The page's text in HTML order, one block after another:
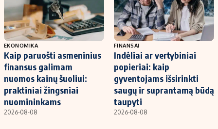
EKONOMIKA
Kaip paruošti asmeninius
finansus galimam
nuomos kainų šuoliui:
praktiniai žingsniai
nuomininkams
2026-08-08
FINANSAI
Indėliai ar vertybiniai
popieriai: kaip
gyventojams išsirinkti
saugų ir suprantamą būdą
taupyti
2026-08-08